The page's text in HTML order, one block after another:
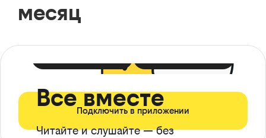
месяц
Все вместе
Читайте и слушайте — без
Подключить в приложении